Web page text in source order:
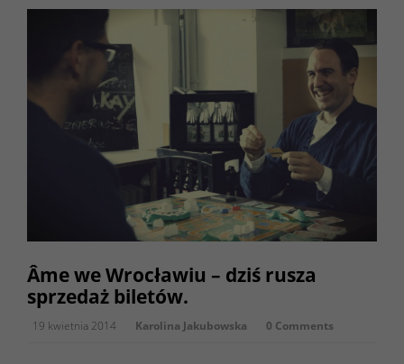
Âme we Wrocławiu – dziś rusza
sprzedaż biletów.
19 kwietnia 2014 Karolina Jakubowska 0 Comments